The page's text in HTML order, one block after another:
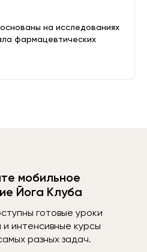
на исследованиях
фармацевтических
мобильное
Йога Клуба
готовые уроки
интенсивные курсы
разных задач.